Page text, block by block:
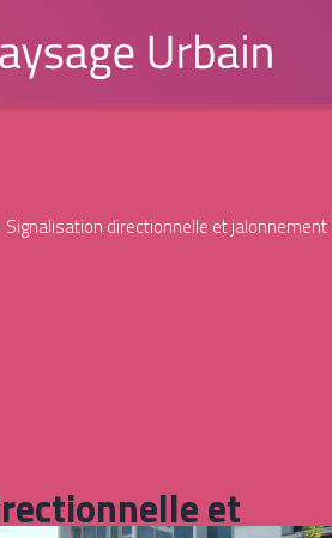
Signalisation directionnelle et jalonnement
et